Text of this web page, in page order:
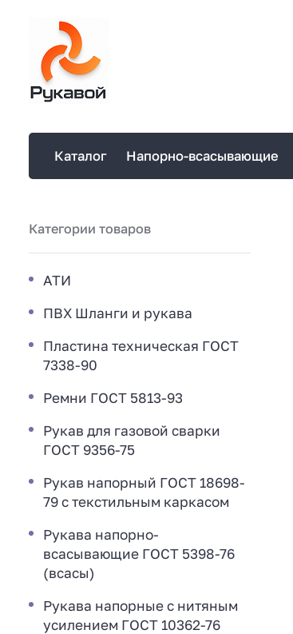
Каталог Напорно-всасывающие
Категории товаров
АТИ
ПВХ Шланги и рукава
Пластина техническая ГОСТ
7338-90
Ремни ГОСТ 5813-93
Рукав для газовой сварки
ГОСТ 9356-75
Рукав напорный ГОСТ 18698-
79 с текстильным каркасом
Рукава напорно-
всасывающие ГОСТ 5398-76
(всасы)
Рукава напорные с нитяным
усилением ГОСТ 10362-76